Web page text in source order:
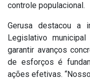
controle populacional.
Gerusa destacou a
Legislativo
garantir avanços
de esforços é
ações efetivas.